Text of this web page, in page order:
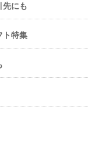
先にも
ト特集